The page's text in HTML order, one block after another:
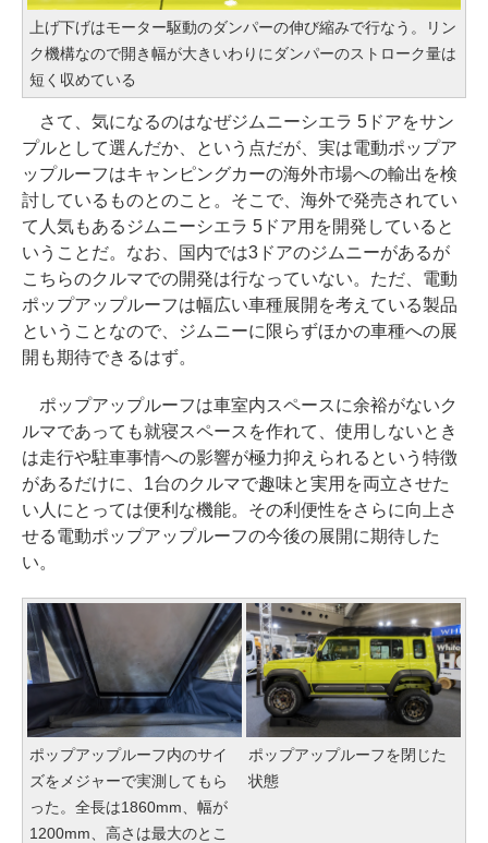
上げ下げはモーター駆動のダンパーの伸び縮みで行なう。リン
ク機構なので開き幅が大きいわりにダンパーのストローク量は
短く収めている
さて、気になるのはなぜジムニーシエラ 5ドアをサン
プルとして選んだか、という点だが、実は電動ポップア
ップルーフはキャンピングカーの海外市場への輸出を検
討しているものとのこと。そこで、海外で発売されてい
て人気もあるジムニーシエラ 5ドア用を開発していると
いうことだ。なお、国内では3ドアのジムニーがあるが
こちらのクルマでの開発は行なっていない。ただ、電動
ポップアップルーフは幅広い車種展開を考えている製品
ということなので、ジムニーに限らずほかの車種への展
開も期待できるはず。
ポップアップルーフは車室内スペースに余裕がないク
ルマであっても就寝スペースを作れて、使用しないとき
は走行や駐車事情への影響が極力抑えられるという特徴
があるだけに、1台のクルマで趣味と実用を両立させた
い人にとっては便利な機能。その利便性をさらに向上さ
せる電動ポップアップルーフの今後の展開に期待した
い。
ポップアップルーフ内のサイ
ズをメジャーで実測してもら
った。全長は1860mm、幅が
1200mm、高さは最大のとこ
ポップアップルーフを閉じた
状態